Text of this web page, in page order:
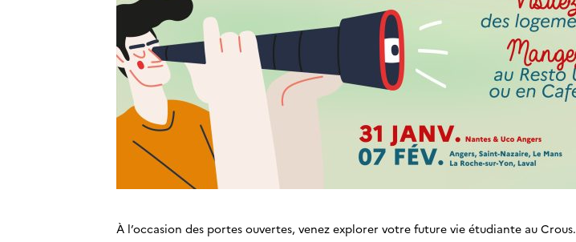
À l’occasion des portes ouvertes, venez explorer votre future vie étudiante au Crous.